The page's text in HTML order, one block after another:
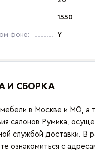
1550
фоне: Y
И СБОРКА
в Москве и МО, а
салонов Румика,
службой доставки. В
ознакомиться с